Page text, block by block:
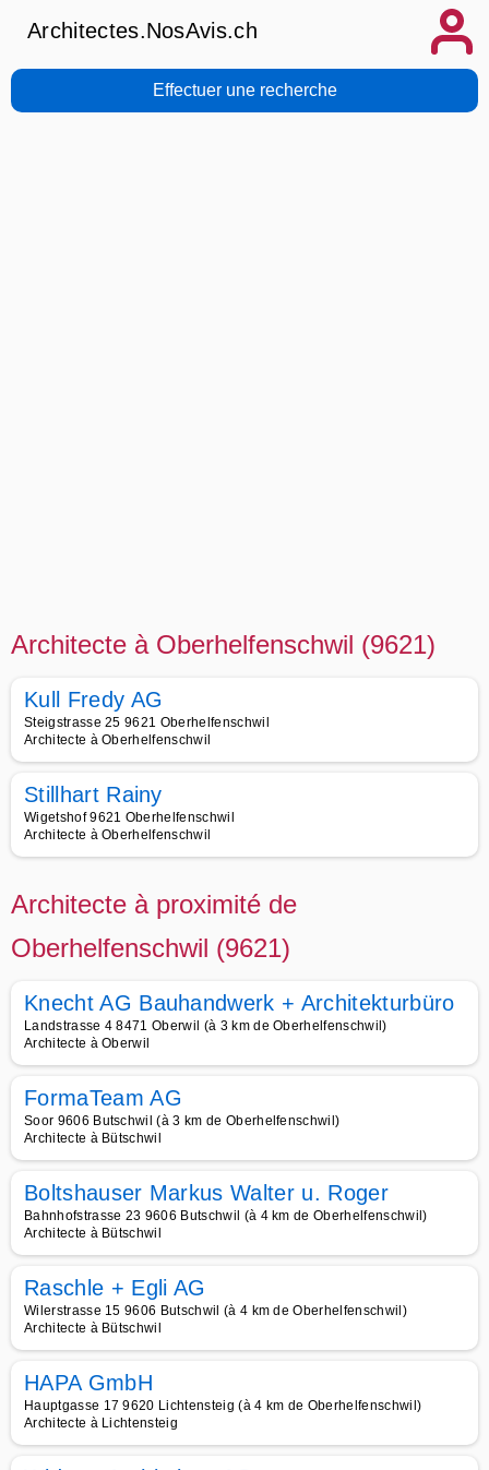
Architectes.NosAvis.ch
Effectuer une recherche
Architecte à Oberhelfenschwil (9621)
Kull Fredy AG
Steigstrasse 25 9621 Oberhelfenschwil
Architecte à Oberhelfenschwil
Stillhart Rainy
Wigetshof 9621 Oberhelfenschwil
Architecte à Oberhelfenschwil
Architecte à proximité de
Oberhelfenschwil (9621)
Knecht AG Bauhandwerk + Architekturbüro
Landstrasse 4 8471 Oberwil (à 3 km de Oberhelfenschwil)
Architecte à Oberwil
FormaTeam AG
Soor 9606 Butschwil (à 3 km de Oberhelfenschwil)
Architecte à Bütschwil
Boltshauser Markus Walter u. Roger
Bahnhofstrasse 23 9606 Butschwil (à 4 km de Oberhelfenschwil)
Architecte à Bütschwil
Raschle + Egli AG
Wilerstrasse 15 9606 Butschwil (à 4 km de Oberhelfenschwil)
Architecte à Bütschwil
HAPA GmbH
Hauptgasse 17 9620 Lichtensteig (à 4 km de Oberhelfenschwil)
Architecte à Lichtensteig